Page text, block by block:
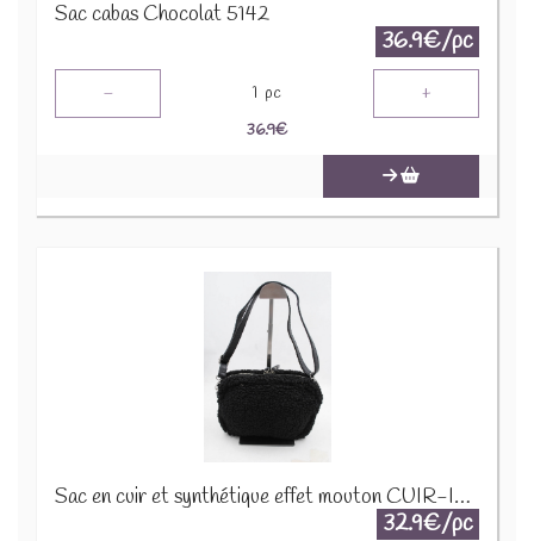
Sac cabas Chocolat 5142
36.9€/pc
- 1 pc +
36.9€
Sac en cuir et synthétique effet mouton CUIR-IT-939 Noir
32.9€/pc